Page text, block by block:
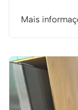
Mais